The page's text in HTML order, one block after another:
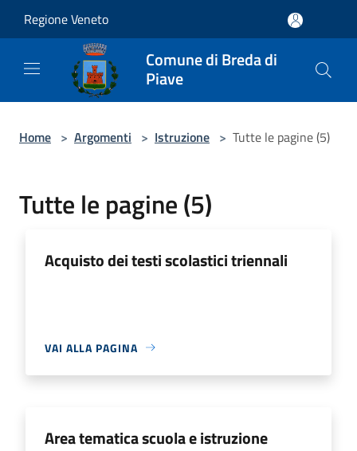
Regione Veneto
Comune di Breda di
Piave
Home > Argomenti > Istruzione > Tutte le pagine (5)
Tutte le pagine (5)
Acquisto dei testi scolastici triennali
VAI ALLA PAGINA
Area tematica scuola e istruzione